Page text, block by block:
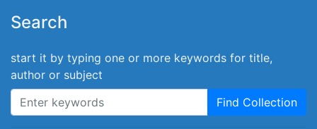
Search
start it by typing one or more keywords for title,
author or subject
Find Collection